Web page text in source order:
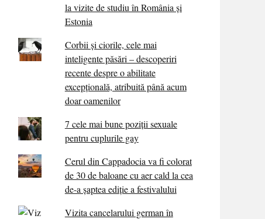
la vizite de studiu în România și
Estonia
Corbii şi ciorile, cele mai
inteligente păsări – descoperiri
recente despre o abilitate
excepţională, atribuită până acum
doar oamenilor
7 cele mai bune poziții sexuale
pentru cuplurile gay
Cerul din Cappadocia va fi colorat
de 30 de baloane cu aer cald la cea
de-a șaptea ediție a festivalului
Vizita cancelarului german în